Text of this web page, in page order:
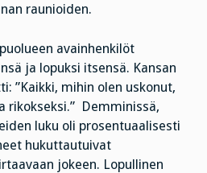
raunioiden.
avainhenkilöt
ja lopuksi itsensä. Kansan
”Kaikki, mihin olen uskonut,
rikokseksi.” Demminissä,
luku oli prosentuaalisesti
hukuttautuivat
jokeen. Lopullinen